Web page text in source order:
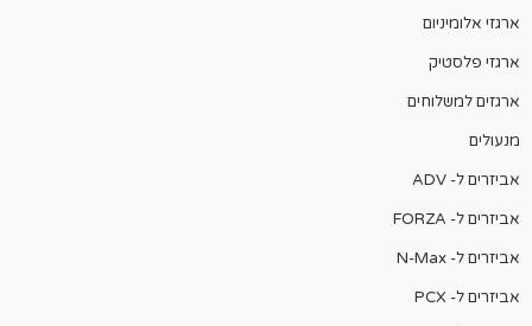
ארגזי אלומיניום
ארגזי פלסטיק
ארגזים למשלוחים
מנעולים
אביזרים ל- ADV
אביזרים ל- FORZA
אביזרים ל- N-Max
אביזרים ל- PCX